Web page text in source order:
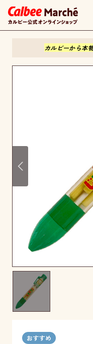
カルビーから本